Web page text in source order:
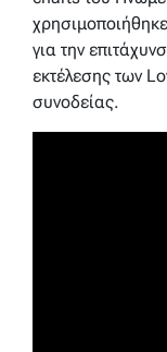
για την
εκτέλεσης των
συνοδείας.